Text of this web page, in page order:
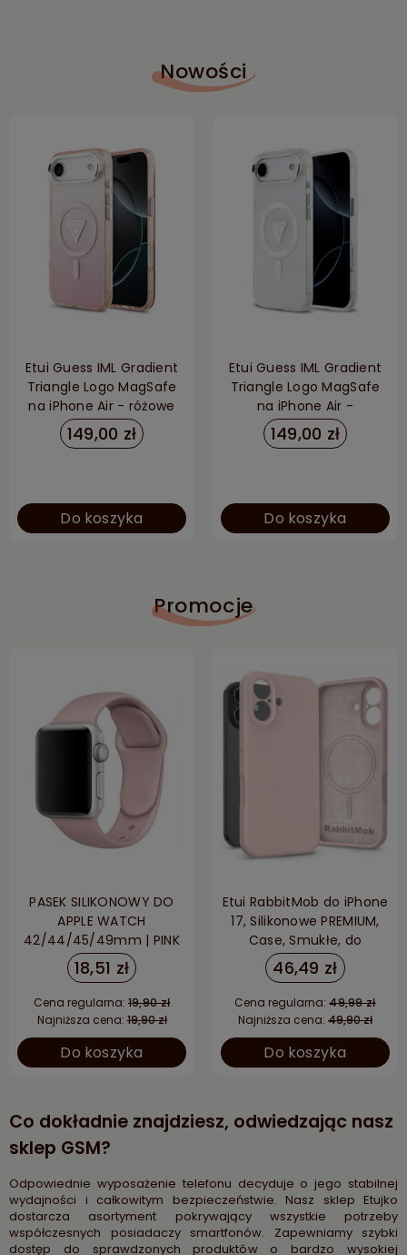
Nowości
Etui Guess IML Gradient
Triangle Logo MagSafe
na iPhone Air - różowe
149,00 zł
Do koszyka
Etui Guess IML Gradient
Triangle Logo MagSafe
na iPhone Air -
przezroczyste
149,00 zł
Do koszyka
Promocje
PASEK SILIKONOWY DO
APPLE WATCH
42/44/45/49mm | PINK
SAND
18,51 zł
Cena regularna: 19,90 zł
Najniższa cena:19,90 zł
Do koszyka
Etui RabbitMob do iPhone
17, Silikonowe PREMIUM,
Case, Smukłe, do
MagSafe - Różowe
46,49 zł
Cena regularna:49,99 zł
Najniższa cena: 49,90 zł
Do koszyka
Co dokładnie znajdziesz, odwiedzając nasz
sklep GSM?
Odpowiednie wyposażenie telefonu decyduje o jego stabilnej
wydajności i całkowitym bezpieczeństwie. Nasz sklep Etujko
dostarcza asortyment pokrywający wszystkie potrzeby
współczesnych posiadaczy smartfonów. Zapewniamy szybki
dostęp do sprawdzonych produktów o bardzo wysokiej